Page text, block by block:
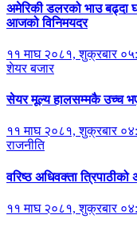
अमेरिकी डलरको भाउ बढ्दा
आजको विनिमयदर
११ माघ २०८१, शुक्रबार
शेयर बजार
सेयर मूल्य हालसम्मकै उच्च
११ माघ २०८१, शुक्रबार
राजनीति
वरिष्ठ अधिवक्ता
११ माघ २०८१, शुक्रबार